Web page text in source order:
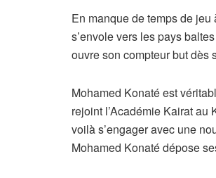
En manque de temps de
s’envole vers les pays
ouvre son compteur but dès
Mohamed Konaté est
rejoint l’Académie Kairat
voilà s’engager avec une
Mohamed Konaté dépose